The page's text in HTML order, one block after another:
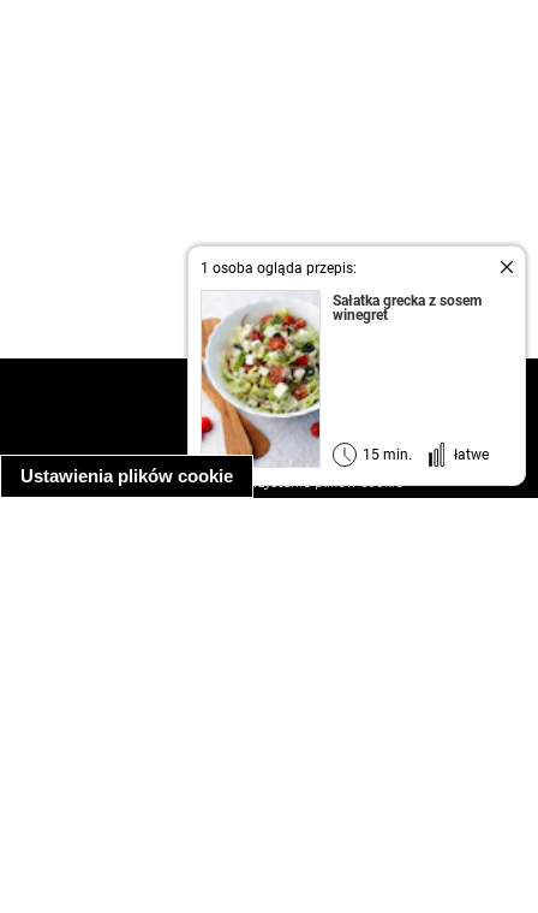
Ustawienia plików cookie
1 osoba ogląda przepis:
Sałatka grecka z sosem
winegret
15 min. łatwe
kontakt
regulamin
informacja o prywatności
informacja o wykorzystaniu plików cookie